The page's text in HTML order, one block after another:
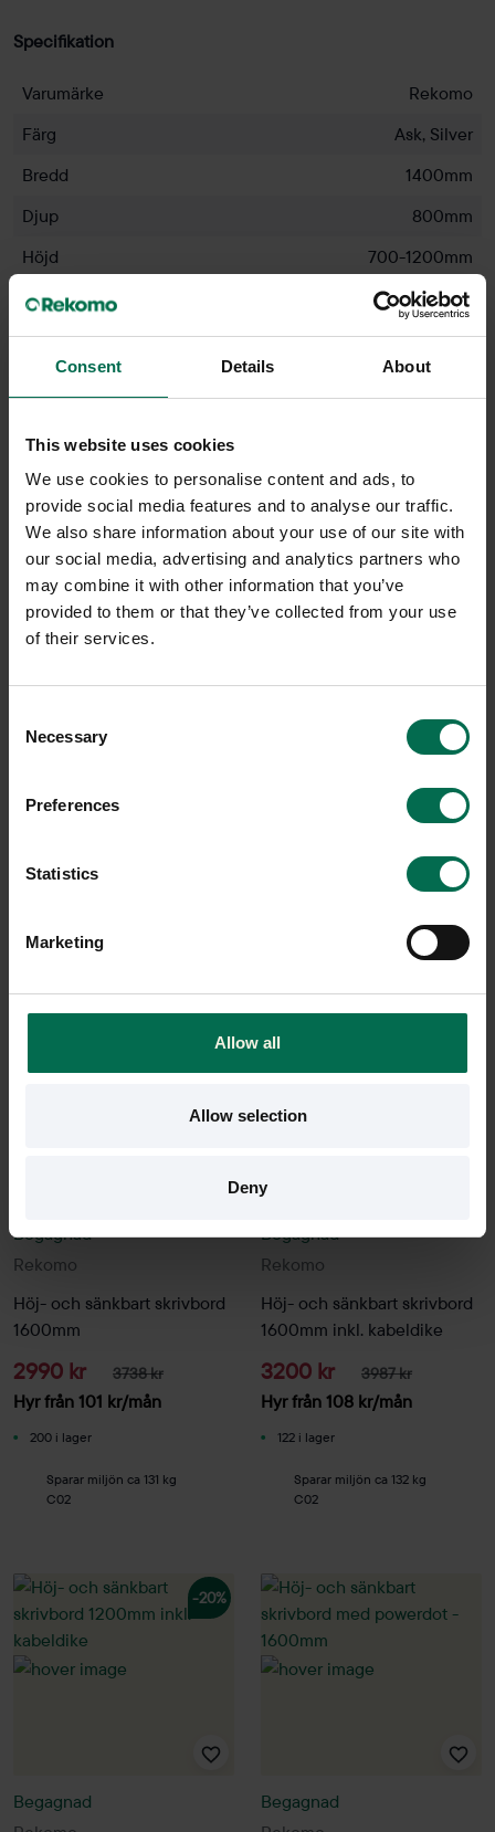
Consent Details About
This website uses cookies
We use cookies to personalise content and ads, to
provide social media features and to analyse our traffic.
We also share information about your use of our site with
our social media, advertising and analytics partners who
may combine it with other information that you’ve
provided to them or that they’ve collected from your use
of their services.
Selection
Necessary
Preferences
Statistics
Marketing
Allow all
Allow selection
Deny
Specifikation
Varumärke
Rekomo
Färg
Ask, Silver
Bredd
1400mm
Djup
800mm
Höjd
700-1200mm
Färg - bordsskiva
Ask
Färg - stativ
Silver
Höj- och sänkbara
skrivbord
Hos Rekomo hittar du begagnade höj- och sänkbara
IKEA och fler - rekonditionerade och redo för leverans.
budgetbord får du ett märkesbord byggt för att hålla. Varje
begagnat höj- och sänkbart skrivbord säljs med 3 års garanti
ca 131 kg CO2-utsläpp jämfört med att köpa nyproducerat. Vi
har skrivbord i lager i Stockholm, Malmö och Göteborg och
via RekomoFlex, en flexibel och anpassningsbar tjänst. Hör
av dig för offert, eller hitta ditt bord direkt i sortimentet
Rekomo
Begagnad
Höj- och sänkbart skrivbord
1600mm
2990 kr 3738 kr
Hyr från 101 kr/mån
200 i lager
Sparar miljön ca 131 kg
C02
Rekomo
Begagnad
Höj- och sänkbart skrivbord
1600mm inkl. kabeldike
3200 kr 3987 kr
Hyr från 108 kr/mån
122 i lager
Sparar miljön ca 132 kg
C02
-20%
Begagnad
Begagnad